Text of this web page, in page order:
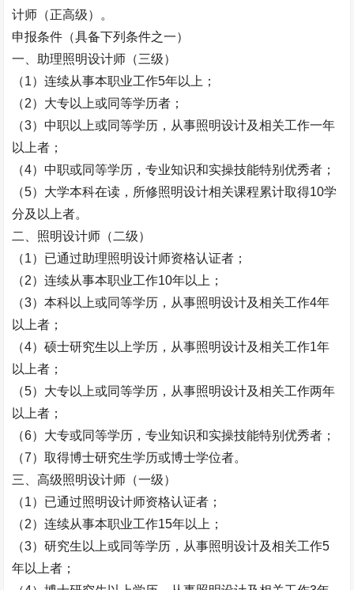
计师（正高级）。
申报条件（具备下列条件之一）
一、助理照明设计师（三级）
（1）连续从事本职业工作5年以上；
（2）大专以上或同等学历者；
（3）中职以上或同等学历，从事照明设计及相关工作一年
以上者；
（4）中职或同等学历，专业知识和实操技能特别优秀者；
（5）大学本科在读，所修照明设计相关课程累计取得10学
分及以上者。
二、照明设计师（二级）
（1）已通过助理照明设计师资格认证者；
（2）连续从事本职业工作10年以上；
（3）本科以上或同等学历，从事照明设计及相关工作4年
以上者；
（4）硕士研究生以上学历，从事照明设计及相关工作1年
以上者；
（5）大专以上或同等学历，从事照明设计及相关工作两年
以上者；
（6）大专或同等学历，专业知识和实操技能特别优秀者；
（7）取得博士研究生学历或博士学位者。
三、高级照明设计师（一级）
（1）已通过照明设计师资格认证者；
（2）连续从事本职业工作15年以上；
（3）研究生以上或同等学历，从事照明设计及相关工作5
年以上者；